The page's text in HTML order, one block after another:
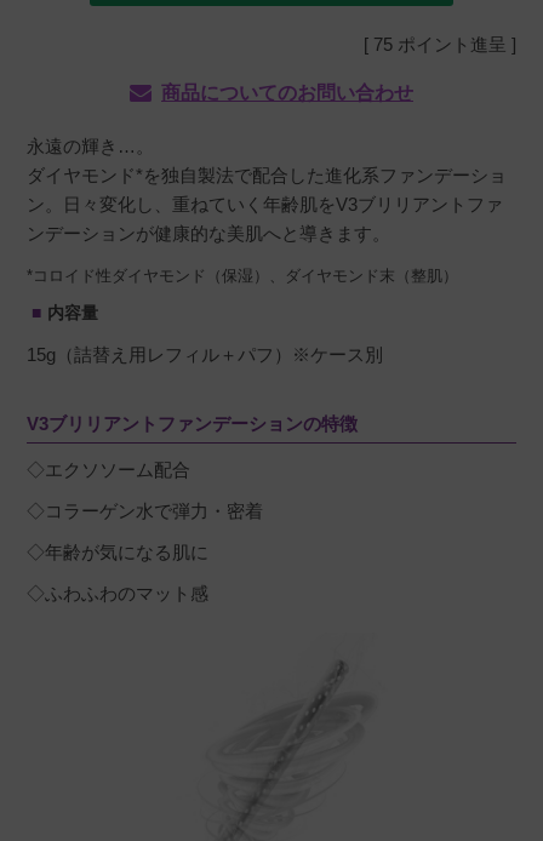
[ 75 ポイント進呈 ]
商品についてのお問い合わせ
永遠の輝き…。
ダイヤモンド*を独自製法で配合した進化系ファンデーショ
ン。日々変化し、重ねていく年齢肌をV3ブリリアントファ
ンデーションが健康的な美肌へと導きます。
*コロイド性ダイヤモンド（保湿）、ダイヤモンド末（整肌）
内容量
15g（詰替え用レフィル＋パフ）※ケース別
V3ブリリアントファンデーションの特徴
◇エクソソーム配合
◇コラーゲン水で弾力・密着
◇年齢が気になる肌に
◇ふわふわのマット感